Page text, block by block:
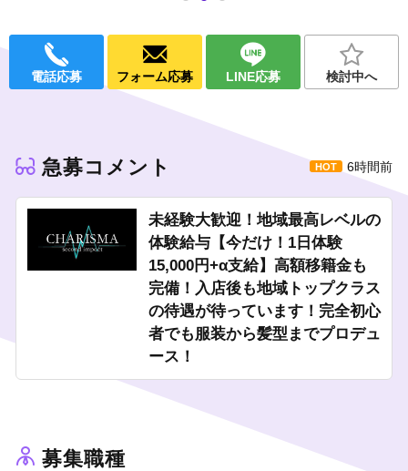
もすぐにお客様がつきます（チャンス大）！
▶罰金・強卓・ノルマなど一切なし！
▶強制的なキャッチ行為、理不尽な暴力もなし！
アットホームな店づくり、健康的なホストになれるお店です。
月に一度、スポーティな親睦会を行っております。野球部、フッ
トサル部、バスケ部、ゴルフ部など…好きな部に所属して好きな
スポーツを楽しめます！
※スポーツが苦手な方でも、バーベキューやボウリング大会など
の行事にも参加できるのでご安心ください。
1日体験入店実施中！
あなたの夢を実現させることが可能な当店で、一緒に夢を叶えま
電話応募 フォーム応募 LINE応募 検討中へ
急募コメント 6時間前
未経験大歓迎！地域最高レベルの
体験給与【今だけ！1日体験
15,000円+α支給】高額移籍金も
完備！入店後も地域トップクラス
の待遇が待っています！完全初心
者でも服装から髪型までプロデュ
ース！
募集職種